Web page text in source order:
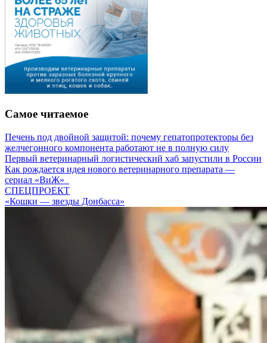
Самое читаемое
Печень под двойной защитой: почему гепатопротекторы без
желчегонного компонента работают не в полную силу
Первый ветеринарный логистический хаб запустили в России
Как рождается идея нового ветеринарного препарата —
сериал «ВиЖ»
СПЕЦПРОЕКТ
«Кошки — звезды Донбасса»